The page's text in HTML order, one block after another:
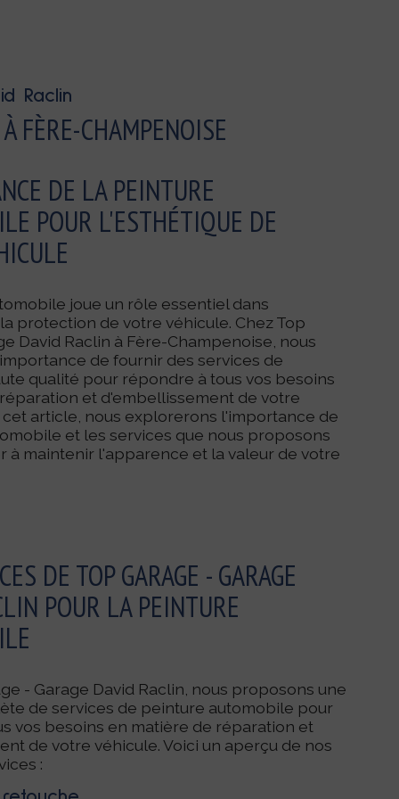
Raclin
FÈRE-CHAMPENOISE
DE LA PEINTURE
POUR L'ESTHÉTIQUE DE
joue un rôle essentiel dans
protection de votre véhicule. Chez Top
David Raclin à Fère-Champenoise, nous
de fournir des services de
qualité pour répondre à tous vos besoins
et d'embellissement de votre
cet article, nous explorerons l'importance de
et les services que nous proposons
à maintenir l'apparence et la valeur de votre
DE TOP GARAGE - GARAGE
POUR LA PEINTURE
- Garage David Raclin, nous proposons une
de services de peinture automobile pour
vos besoins en matière de réparation et
de votre véhicule. Voici un aperçu de nos
: